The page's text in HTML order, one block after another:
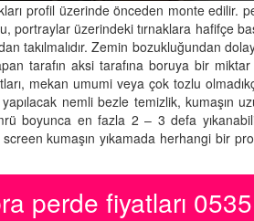
profil üzerinde önceden monte edilir.
üzerindeki tırnaklara hafifçe
takılmalıdır. Zemin bozukluğundan
tarafın aksi tarafına boruya bir
mekan umumi veya çok tozlu
nemli bezle temizlik, kumaşın
boyunca en fazla 2 – 3 defa
screen kumaşın yıkamada herhangi
perde fiyatları